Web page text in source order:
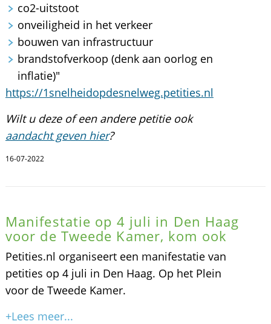
co2-uitstoot
onveiligheid in het verkeer
bouwen van infrastructuur
brandstofverkoop (denk aan oorlog en
inflatie)"
https://1snelheidopdesnelweg.petities.nl
Wilt u deze of een andere petitie ook
aandacht geven hier?
16-07-2022
Manifestatie op 4 juli in Den Haag
voor de Tweede Kamer, kom ook
Petities.nl organiseert een manifestatie van
petities op 4 juli in Den Haag. Op het Plein
voor de Tweede Kamer.
+Lees meer...